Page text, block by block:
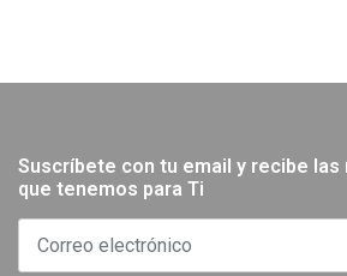
Suscríbete con tu email y recibe
que tenemos para Ti